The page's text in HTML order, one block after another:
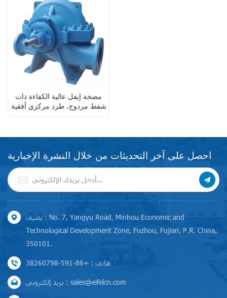
مضخة إيفل عالية الكفاءة ذات
شفط مزدوج، طرد مركزي أفقية
احصل على آخر التحديثات من خلال النشرة الإخبارية
يضيف : No. 7, Yangyu Road, Minhou Economic and
Technological Development Zone, Fuzhou, Fujian, P.R. China,
350101.
هاتف : +86-591-38260798
بريد إلكتروني : sales@eifelcn.com